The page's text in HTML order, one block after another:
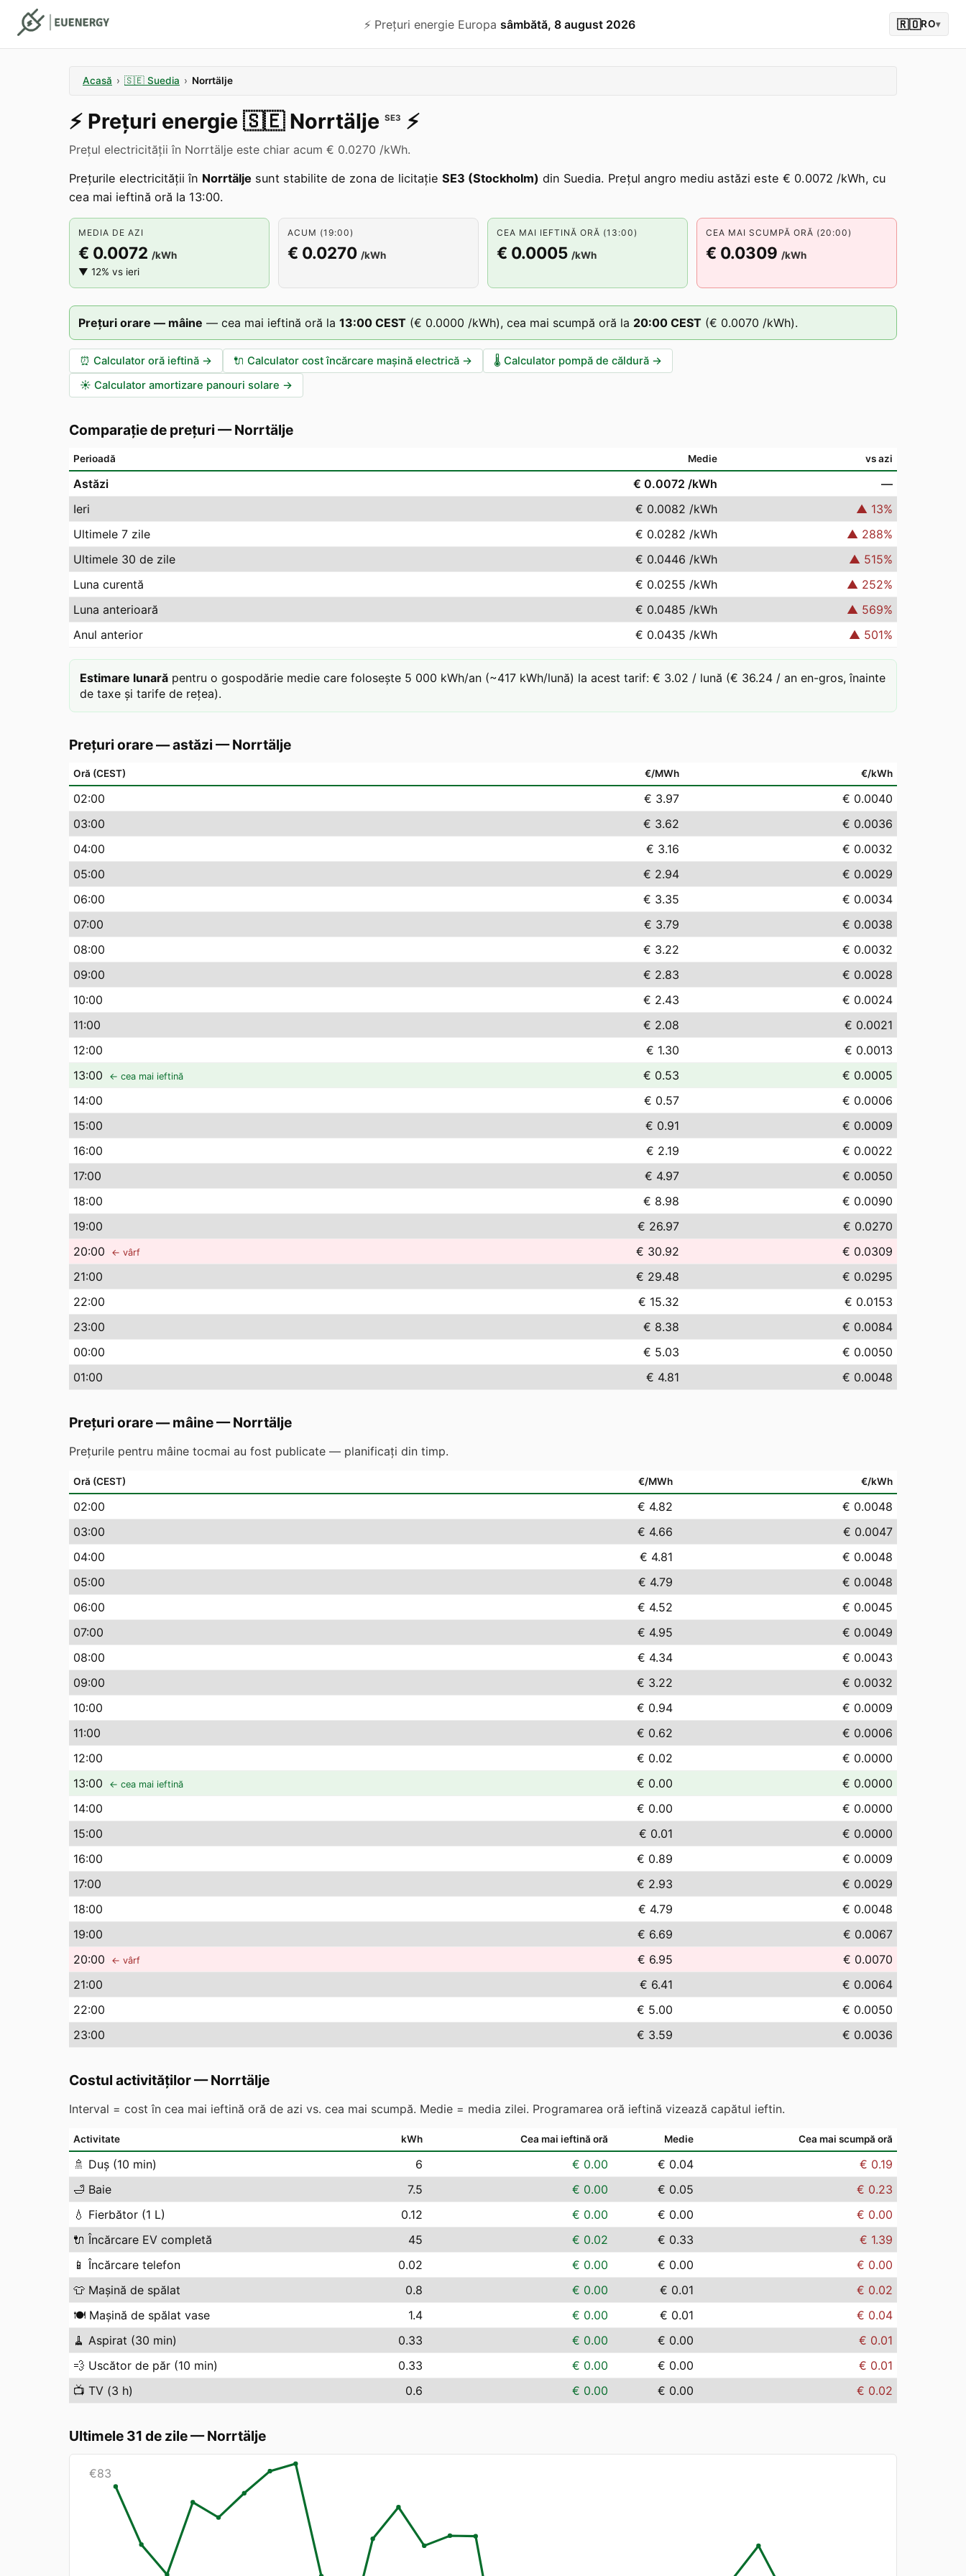
⚡️ Prețuri energie Europa sâmbătă, 8 august 2026 🇷🇴RO▾
Acasă › 🇸🇪 Suedia › Norrtälje
⚡️ Prețuri energie 🇸🇪 Norrtälje SE3 ⚡️
Prețul electricității în Norrtälje este chiar acum € 0.0270 /kWh.
Prețurile electricității în Norrtälje sunt stabilite de zona de licitație SE3 (Stockholm) din Suedia. Prețul angro mediu astăzi este € 0.0072 /kWh, cu
cea mai ieftină oră la 13:00.
MEDIA DE AZI
€ 0.0072 /kWh
▼ 12% vs ieri
ACUM (19:00)
€ 0.0270 /kWh
CEA MAI IEFTINĂ ORĂ (13:00)
€ 0.0005 /kWh
CEA MAI SCUMPĂ ORĂ (20:00)
€ 0.0309 /kWh
Prețuri orare — mâine — cea mai ieftină oră la 13:00 CEST (€ 0.0000 /kWh), cea mai scumpă oră la 20:00 CEST (€ 0.0070 /kWh).
⏰ Calculator oră ieftină → 🔌 Calculator cost încărcare mașină electrică → 🌡️ Calculator pompă de căldură →
☀️ Calculator amortizare panouri solare →
Comparație de prețuri —Norrtälje
Perioadă Medie vs azi
Astăzi € 0.0072 /kWh
—
Ieri
€ 0.0082 /kWh ▲ 13%
Ultimele 7 zile
€ 0.0282 /kWh ▲ 288%
Ultimele 30 de zile
€ 0.0446 /kWh ▲ 515%
Luna curentă
€ 0.0255 /kWh ▲ 252%
Luna anterioară
€ 0.0485 /kWh ▲ 569%
Anul anterior
€ 0.0435 /kWh ▲ 501%
Estimare lunară pentru o gospodărie medie care folosește 5 000 kWh/an (~417 kWh/lună) la acest tarif: € 3.02 / lună (€ 36.24 / an en-gros, înainte
de taxe și tarife de rețea).
Prețuri orare — astăzi —Norrtälje
Oră (CEST) €/MWh €/kWh
02:00 € 3.97
€ 0.0040
03:00 € 3.62
€ 0.0036
04:00 € 3.16
€ 0.0032
05:00 € 2.94
€ 0.0029
06:00 € 3.35
€ 0.0034
07:00 € 3.79
€ 0.0038
08:00 € 3.22
€ 0.0032
09:00 € 2.83
€ 0.0028
10:00 € 2.43
€ 0.0024
11:00 € 2.08
€ 0.0021
12:00 € 1.30
€ 0.0013
13:00 ← cea mai ieftină € 0.53
€ 0.0005
14:00 € 0.57
€ 0.0006
15:00 € 0.91
€ 0.0009
16:00 € 2.19
€ 0.0022
17:00 € 4.97
€ 0.0050
18:00 € 8.98
€ 0.0090
19:00 € 26.97
€ 0.0270
20:00 ← vârf € 30.92
€ 0.0309
21:00 € 29.48
€ 0.0295
22:00 € 15.32
€ 0.0153
23:00 € 8.38
€ 0.0084
00:00 € 5.03
€ 0.0050
01:00 € 4.81 € 0.0048
Prețuri orare — mâine—Norrtälje
Prețurile pentru mâine tocmai au fost publicate — planificați din timp.
Oră (CEST) €/MWh €/kWh
02:00 € 4.82
€ 0.0048
03:00 € 4.66
€ 0.0047
04:00 € 4.81
€ 0.0048
05:00 € 4.79
€ 0.0048
06:00 € 4.52
€ 0.0045
07:00 € 4.95
€ 0.0049
08:00 € 4.34
€ 0.0043
09:00 € 3.22
€ 0.0032
10:00 € 0.94
€ 0.0009
11:00 € 0.62
€ 0.0006
12:00 € 0.02
€ 0.0000
13:00 ← cea mai ieftină € 0.00
€ 0.0000
14:00 € 0.00
€ 0.0000
15:00 € 0.01
€ 0.0000
16:00 € 0.89
€ 0.0009
17:00 € 2.93
€ 0.0029
18:00 € 4.79
€ 0.0048
19:00 € 6.69
€ 0.0067
20:00 ← vârf € 6.95
€ 0.0070
21:00 € 6.41
€ 0.0064
22:00 € 5.00
€ 0.0050
23:00 € 3.59 € 0.0036
Costul activităților—Norrtälje
Interval = cost în cea mai ieftină oră de azi vs. cea mai scumpă. Medie = media zilei. Programarea oră ieftină vizează capătul ieftin.
Activitate kWh Cea mai ieftină oră Medie Cea mai scumpă oră
🚿 Duș (10 min) 6 € 0.00 € 0.04
€ 0.19
🛁 Baie 7.5 € 0.00 € 0.05
€ 0.23
💧 Fierbător (1 L) 0.12 € 0.00 € 0.00
€ 0.00
🔌 Încărcare EV completă 45 € 0.02 € 0.33
€ 1.39
📱 Încărcare telefon 0.02 € 0.00 € 0.00
€ 0.00
👕 Mașină de spălat 0.8 € 0.00 € 0.01
€ 0.02
🍽️ Mașină de spălat vase 1.4 € 0.00 € 0.01
€ 0.04
🧹 Aspirat (30 min) 0.33 € 0.00 € 0.00
€ 0.01
💨 Uscător de păr (10 min) 0.33 € 0.00 € 0.00
€ 0.01
📺 TV (3 h) 0.6 € 0.00 € 0.00 € 0.02
Ultimele 31 de zile—Norrtälje
€83